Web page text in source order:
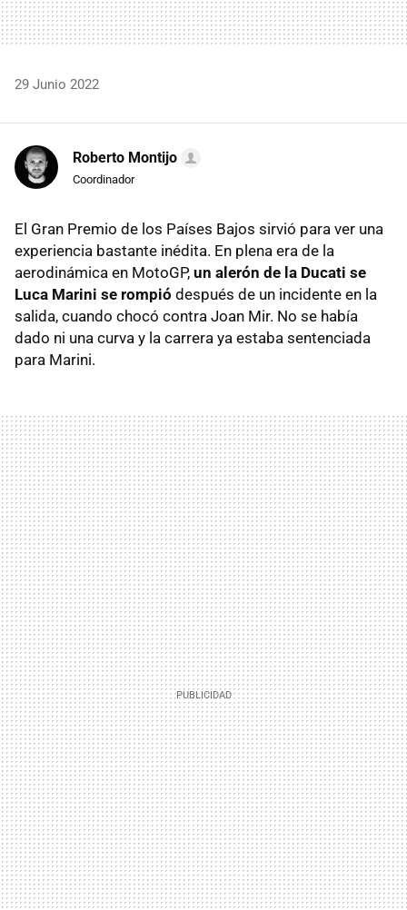
29 Junio 2022
Roberto Montijo
Coordinador
El Gran Premio de los Países Bajos sirvió para ver una
experiencia bastante inédita. En plena era de la
aerodinámica en MotoGP, un alerón de la Ducati se
Luca Marini se rompió después de un incidente en la
salida, cuando chocó contra Joan Mir. No se había
dado ni una curva y la carrera ya estaba sentenciada
para Marini.